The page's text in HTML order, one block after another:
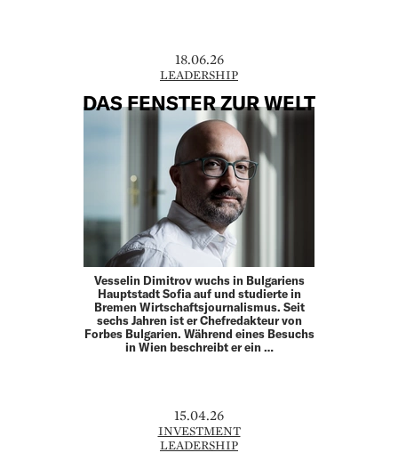
18.06.26
LEADERSHIP
DAS FENSTER ZUR WELT
Vesselin Dimitrov wuchs in Bulgariens
Hauptstadt Sofia auf und studierte in
Bremen Wirtschaftsjournalismus. Seit
sechs Jahren ist er Chefredakteur von
Forbes Bulgarien. Während eines Besuchs
in Wien beschreibt er ein …
15.04.26
INVESTMENT
LEADERSHIP